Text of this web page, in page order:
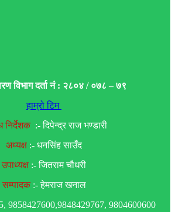
विभाग दर्ता नं : २८०४ / ०७८ – ७९
हाम्रो टिम
निर्देशक:- दिपेन्द्र राज भण्डारी
अध्यक्ष :- धनसिंह साउँद
उपाध्यक्ष :- जितराम चौधरी
सम्पादक:- हेमराज खनाल
9858427600,9848429767, 9804600600